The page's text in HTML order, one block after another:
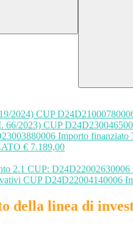
2024) CUP
66/2023) CUP
Importo finanziato
€ 7.189,00
2.1 CUP:
CUP D24D22004140006
linea di